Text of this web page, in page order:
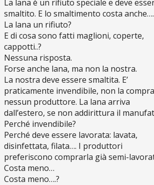
La lana è un rifiuto speciale e deve
smaltito. E lo smaltimento costa
La lana un rifiuto?
E di cosa sono fatti maglioni, coperte,
cappotti..?
Nessuna risposta.
Forse anche lana, ma non la nostra.
La nostra deve essere smaltita. E’
praticamente invendibile, non la compra
nessun produttore. La lana arriva
dall’estero, se non addirittura il
Perché invendibile?
Perché deve essere lavorata: lavata,
disinfettata, filata…. I produttori
preferiscono comprarla già semi-
Costa meno…
Costa meno….?